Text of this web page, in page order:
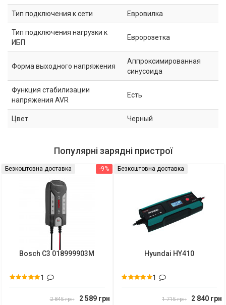
Тип подключения к сети Евровилка
Тип подключения нагрузки к
ИБП
Евророзетка
Форма выходного напряжения
Аппроксимированная
синусоида
Функция стабилизации
напряжения AVR
Есть
Цвет Черный
Популярні зарядні пристрої
-9%
Безкоштовна доставка
Bosch C3 018999903M
1
2 845 грн 2 589 грн
Безкоштовна доставка
Hyundai HY410
1
1 715 грн 2 840 грн